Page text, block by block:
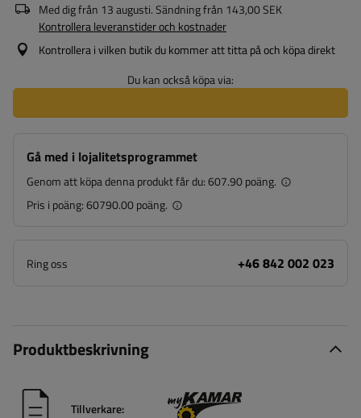
Med dig från 13 augusti. Sändning från 143,00 SEK
Kontrollera leveranstider och kostnader
Kontrollera i vilken butik du kommer att titta på och köpa direkt
Du kan också köpa via:
Gå med i lojalitetsprogrammet
Genom att köpa denna produkt får du:607.90 poäng.
Pris i poäng:60790.00 poäng.
Ring oss +46 842 002 023
Produktbeskrivning
Tillverkare: